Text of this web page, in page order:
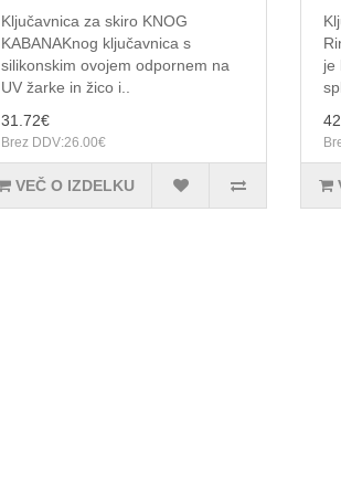
Ključavnica za skiro KNOG
KABANAKnog ključavnica s
silikonskim ovojem odpornem na
UV žarke in žico i..
31.72€
Brez DDV:26.00€
VEČ O IZDELKU
je